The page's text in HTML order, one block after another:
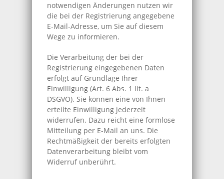
notwendigen Änderungen nutzen wir
die bei der Registrierung angegebene
E-Mail-Adresse, um Sie auf diesem
Wege zu informieren.
Die Verarbeitung der bei der
Registrierung eingegebenen Daten
erfolgt auf Grundlage Ihrer
Einwilligung (Art. 6 Abs. 1 lit. a
DSGVO). Sie können eine von Ihnen
erteilte Einwilligung jederzeit
widerrufen. Dazu reicht eine formlose
Mitteilung per E-Mail an uns. Die
Rechtmäßigkeit der bereits erfolgten
Datenverarbeitung bleibt vom
Widerruf unberührt.